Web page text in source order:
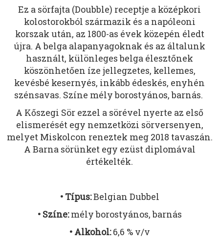
Ez a sörfajta (Doubble) receptje a középkori
kolostorokból származik és a napóleoni
korszak után, az 1800-as évek közepén éledt
újra. A belga alapanyagoknak és az általunk
használt, különleges belga élesztőnek
köszönhetően íze jellegzetes, kellemes,
kevésbé kesernyés, inkább édeskés, enyhén
szénsavas. Színe mély borostyános, barnás.
A Kőszegi Sör ezzel a sörével nyerte az első
elismerését egy nemzetközi sörversenyen,
melyet Miskolcon reneztek meg 2018 tavaszán.
A Barna sörünket egy ezüst diplomával
értékelték.
• Típus:Belgian Dubbel
• Színe:mély borostyános, barnás
• Alkohol:6,6 % v/v